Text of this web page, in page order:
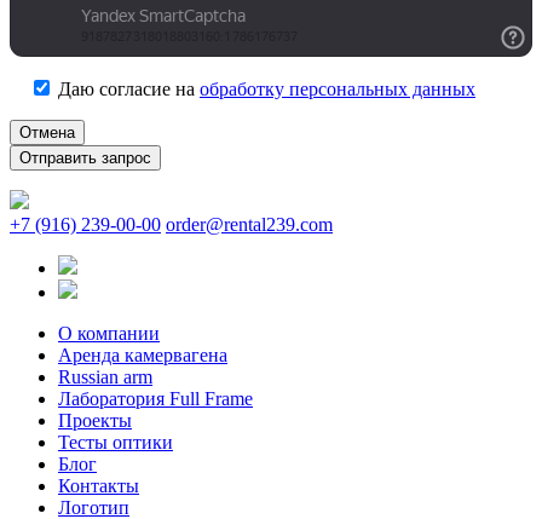
Даю согласие на обработку персональных данных
Отмена
+7 (916) 239-00-00 order@rental239.com
О компании
Аренда камервагена
Russian arm
Лаборатория Full Frame
Проекты
Тесты оптики
Блог
Контакты
Логотип